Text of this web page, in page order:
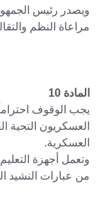
ويصدر رئيس
مراعاة النظم
المادة 10
يجب الوقوف
العسكريون التحية
العسكرية.
وتعمل أجهزة
من عبارات النشيد